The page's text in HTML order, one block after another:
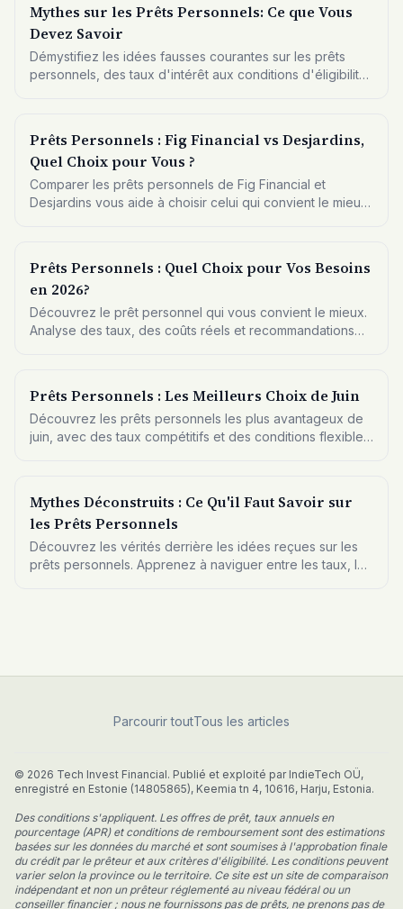
Mythes sur les Prêts Personnels: Ce que Vous
Devez Savoir
Démystifiez les idées fausses courantes sur les prêts
personnels, des taux d'intérêt aux conditions d'éligibilité,
Prêts Personnels : Fig Financial vs Desjardins,
Quel Choix pour Vous ?
Comparer les prêts personnels de Fig Financial et
Desjardins vous aide à choisir celui qui convient le mieux
Prêts Personnels : Quel Choix pour Vos Besoins
en 2026?
Découvrez le prêt personnel qui vous convient le mieux.
Analyse des taux, des coûts réels et recommandations
Prêts Personnels : Les Meilleurs Choix de Juin
Découvrez les prêts personnels les plus avantageux de
juin, avec des taux compétitifs et des conditions flexibles
Mythes Déconstruits : Ce Qu'il Faut Savoir sur
les Prêts Personnels
Découvrez les vérités derrière les idées reçues sur les
prêts personnels. Apprenez à naviguer entre les taux, les
Parcourir toutTous les articles
© 2026 Tech Invest Financial. Publié et exploité par IndieTech OÜ,
enregistré en Estonie (14805865), Keemia tn 4, 10616, Harju, Estonia.
Des conditions s'appliquent. Les offres de prêt, taux annuels en
pourcentage (APR) et conditions de remboursement sont des estimations
basées sur les données du marché et sont soumises à l'approbation finale
du crédit par le prêteur et aux critères d'éligibilité. Les conditions peuvent
varier selon la province ou le territoire. Ce site est un site de comparaison
indépendant et non un prêteur réglementé au niveau fédéral ou un
conseiller financier ; nous ne fournissons pas de prêts, ne prenons pas de